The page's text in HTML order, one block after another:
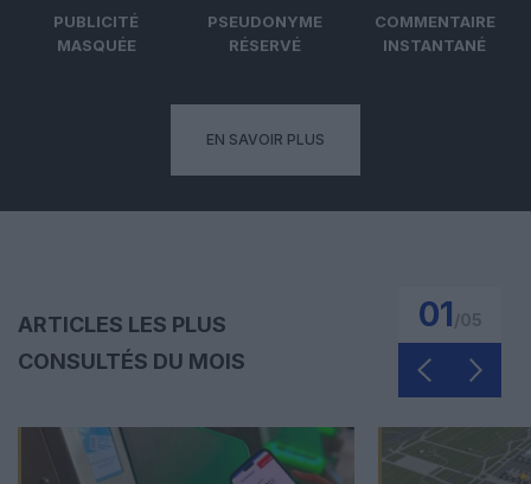
PUBLICITÉ
MASQUÉE
PSEUDONYME
RÉSERVÉ
COMMENTAIRE
INSTANTANÉ
EN SAVOIR PLUS
ARTICLES LES PLUS
CONSULTÉS DU MOIS
01